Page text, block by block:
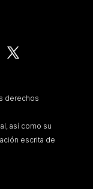
derechos
así como su
escrita de